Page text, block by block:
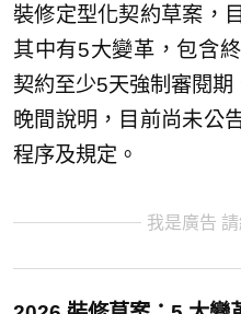
裝修定型化契約草案，
其中有5大變革，包含
契約至少5天強制審閱
晚間說明，目前尚未公
程序及規定。
我是廣告